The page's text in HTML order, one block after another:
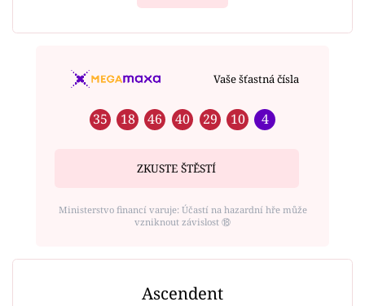
Vaše šťastná čísla
35 18 46 40 29 10 4
ZKUSTE ŠTĚSTÍ
Ministerstvo financí varuje: Účastí na hazardní hře může
vzniknout závislost ⑱
Ascendent